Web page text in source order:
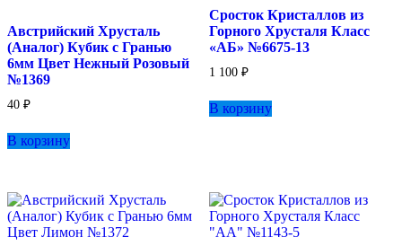
товара.
Австрийский Хрусталь
(Аналог) Кубик с Гранью
6мм Цвет Нежный Розовый
№1369
40 ₽
В корзину
Сросток Кристаллов из
Горного Хрусталя Класс
«АБ» №6675-13
1 100 ₽
В корзину